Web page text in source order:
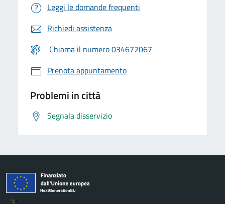
Leggi le domande frequenti
Richiedi assistenza
Chiama il numero 034672067
Prenota appuntamento
Problemi in città
Segnala disservizio